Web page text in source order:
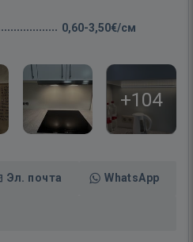
0,60-3,50€/см
+104
Эл. почта WhatsApp